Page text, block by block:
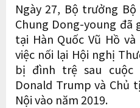
Ngày 27, Bộ trưởng
Chung Dong-young đã
tại Hàn Quốc Vũ Hồ
việc nối lại Hội nghị
bị đình trệ sau cuộc
Donald Trump và Chủ
Nội vào năm 2019.